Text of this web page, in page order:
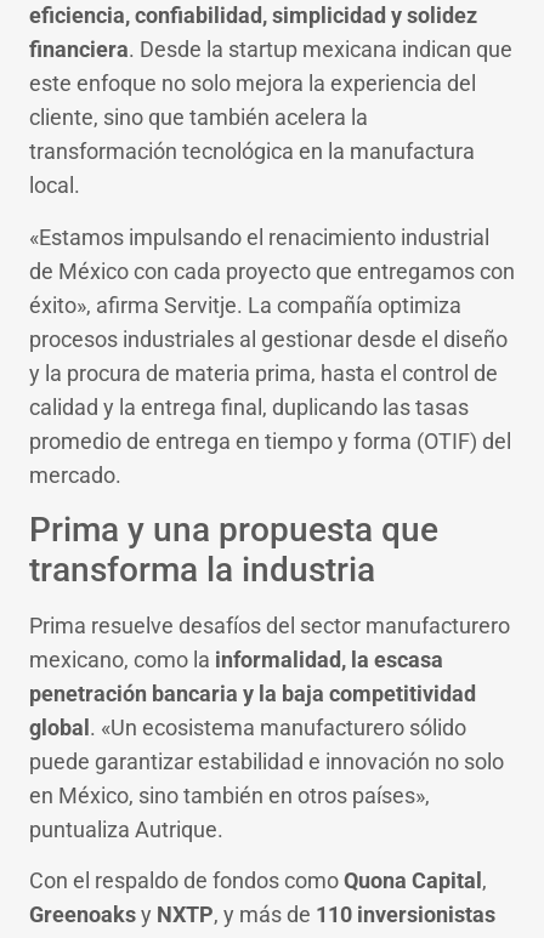
eficiencia, confiabilidad, simplicidad y solidez
financiera. Desde la startup mexicana indican que
este enfoque no solo mejora la experiencia del
cliente, sino que también acelera la
transformación tecnológica en la manufactura
local.
«Estamos impulsando el renacimiento industrial
de México con cada proyecto que entregamos con
éxito», afirma Servitje. La compañía optimiza
procesos industriales al gestionar desde el diseño
y la procura de materia prima, hasta el control de
calidad y la entrega final, duplicando las tasas
promedio de entrega en tiempo y forma (OTIF) del
mercado.
Prima y una propuesta que
transforma la industria
Prima resuelve desafíos del sector manufacturero
mexicano, como la informalidad, la escasa
penetración bancaria y la baja competitividad
global . «Un ecosistema manufacturero sólido
puede garantizar estabilidad e innovación no solo
en México, sino también en otros países»,
puntualiza Autrique.
Con el respaldo de fondos comoQuona Capital ,
Greenoaksy NXTP, y más de 110 inversionistas